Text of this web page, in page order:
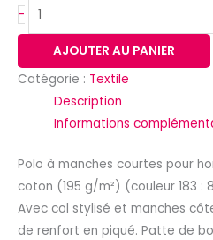
-
AJOUTER AU PANIER
Catégorie : Textile
Description
Informations
Polo à manches courtes pour
coton (195 g/m²) (couleur 183 :
Avec col stylisé et manches
de renfort en piqué. Patte de